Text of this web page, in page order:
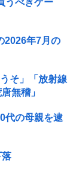
2026年7月の
そ」「放射線
無稽」
代の母親を逮
落